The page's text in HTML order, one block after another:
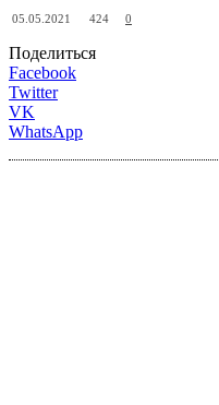
05.05.2021 424 0
Поделиться
Facebook
Twitter
VK
WhatsApp